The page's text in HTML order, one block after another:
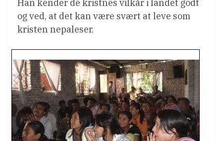
Han kender de kristnes vilkår i landet godt
og ved, at det kan være svært at leve som
kristen nepaleser.